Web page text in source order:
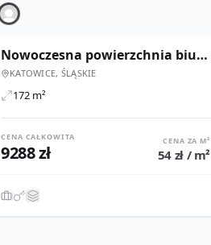
Nowoczesna powierzchnia biurowa | DL Piano ul. Wrocławska
KATOWICE, ŚLĄSKIE
172 m²
CENA CAŁKOWITA
9288 zł
CENA ZA M²
54 zł / m²